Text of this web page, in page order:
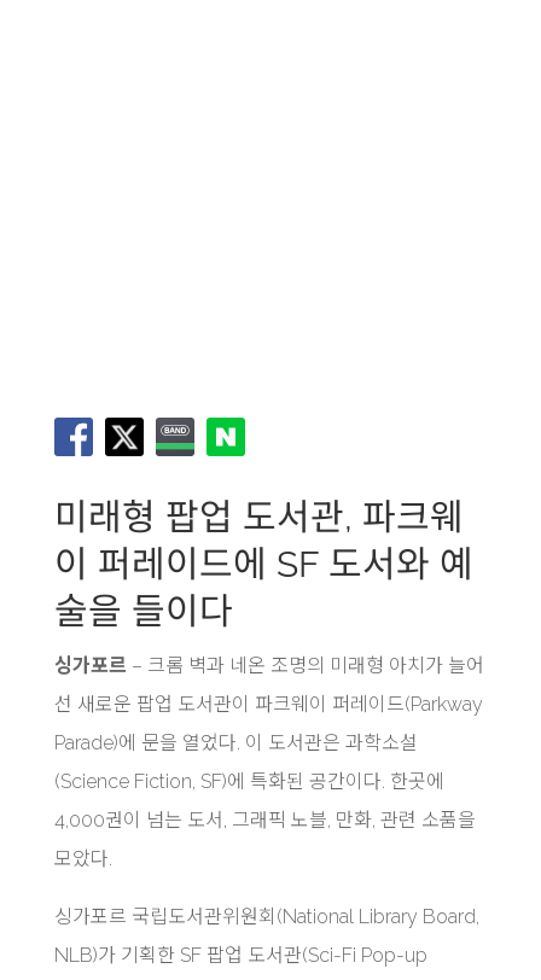
미래형 팝업 도서관, 파크웨
이 퍼레이드에 SF 도서와 예
술을 들이다
싱가포르 – 크롬 벽과 네온 조명의 미래형 아치가 늘어
선 새로운 팝업 도서관이 파크웨이 퍼레이드(Parkway
Parade)에 문을 열었다. 이 도서관은 과학소설
(Science Fiction, SF)에 특화된 공간이다. 한곳에
4,000권이 넘는 도서, 그래픽 노블, 만화, 관련 소품을
모았다.
싱가포르 국립도서관위원회(National Library Board,
NLB)가 기획한 SF 팝업 도서관(Sci-Fi Pop-up